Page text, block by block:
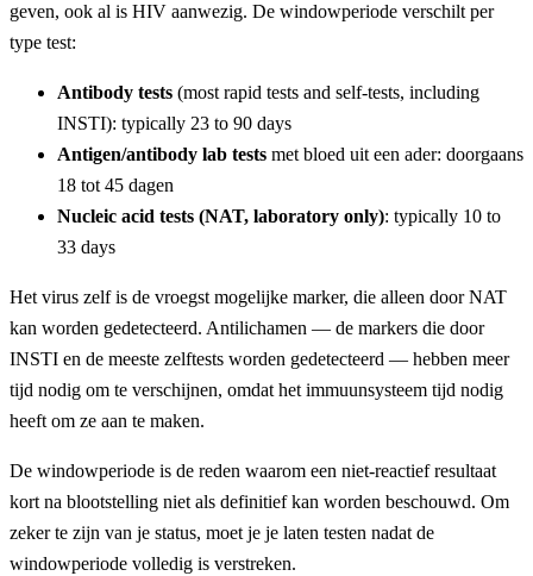
geven, ook al is HIV aanwezig. De windowperiode verschilt per
type test:
Antibody tests (most rapid tests and self-tests, including
INSTI): typically 23 to 90 days
Antigen/antibody lab tests met bloed uit een ader: doorgaans
18 tot 45 dagen
Nucleic acid tests (NAT, laboratory only): typically 10 to
33 days
Het virus zelf is de vroegst mogelijke marker, die alleen door NAT
kan worden gedetecteerd. Antilichamen — de markers die door
INSTI en de meeste zelftests worden gedetecteerd — hebben meer
tijd nodig om te verschijnen, omdat het immuunsysteem tijd nodig
heeft om ze aan te maken.
De windowperiode is de reden waarom een niet-reactief resultaat
kort na blootstelling niet als definitief kan worden beschouwd. Om
zeker te zijn van je status, moet je je laten testen nadat de
windowperiode volledig is verstreken.